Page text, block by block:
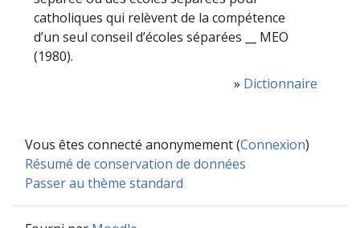
catholiques qui relèvent de la compétence
d’un seul conseil d’écoles séparées __ MEO
(1980).
» Dictionnaire
Vous êtes connecté anonymement (Connexion)
Résumé de conservation de données
Passer au thème standard